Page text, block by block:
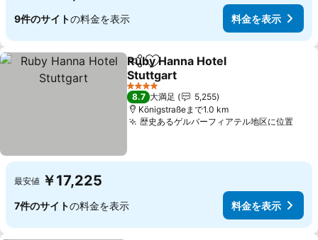
9件のサイトの料金を表示 料金を表示
シェアお気に入りに追加
Ruby Hanna Hotel
Stuttgart
料金を表示
4 ホテルのランク
8.7 大満足
5,255
Königstraßeまで1.0 km
歴史あるゲルバーフィアテル地区に位置料金
最安値 ￥17,225
7件のサイトの料金を表示 料金を表示